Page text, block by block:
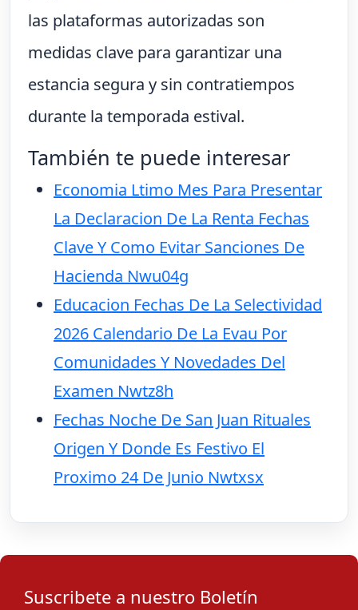
las plataformas autorizadas son
medidas clave para garantizar una
estancia segura y sin contratiempos
durante la temporada estival.
También te puede interesar
Economia Ltimo Mes Para Presentar
La Declaracion De La Renta Fechas
Clave Y Como Evitar Sanciones De
Hacienda Nwu04g
Educacion Fechas De La Selectividad
2026 Calendario De La Evau Por
Comunidades Y Novedades Del
Examen Nwtz8h
Fechas Noche De San Juan Rituales
Origen Y Donde Es Festivo El
Proximo 24 De Junio Nwtxsx
Suscribete a nuestro Boletín